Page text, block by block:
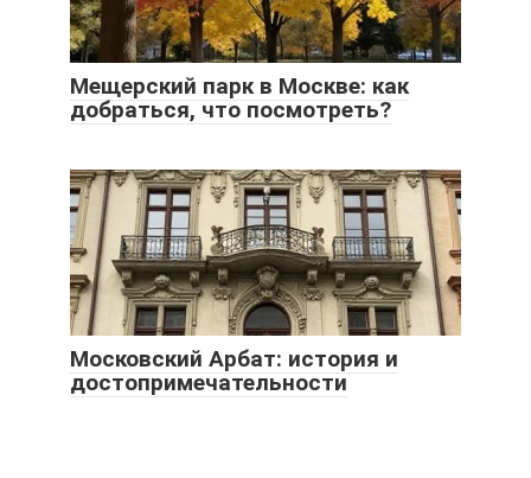
Мещерский парк в Москве: как
добраться, что посмотреть?
Московский Арбат: история и
достопримечательности